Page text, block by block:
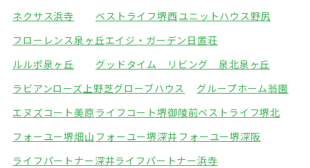
ネクサス浜寺
ベストライフ堺西ユニットハウス野尻
フローレンス泉ヶ丘エイジ・ガーデン日置荘
ルルポ泉ヶ丘
グッドタイム リビング 泉北泉ヶ丘
ラビアンローズ上野芝グローブハウス
グループホーム翁園
エヌズコート美原ライフコート堺御陵前ベストライフ堺北
フォーユー堺畑山 フォーユー堺深井 フォーユー堺深阪
ライフパートナー深井ライフパートナー浜寺